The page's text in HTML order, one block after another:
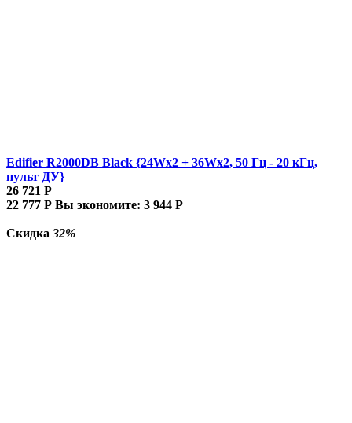
Edifier R2000DB Black {24Wx2 + 36Wx2, 50 Гц - 20 кГц,
пульт ДУ}
26 721 Р
22 777 Р Вы экономите: 3 944 Р
Скидка 32%